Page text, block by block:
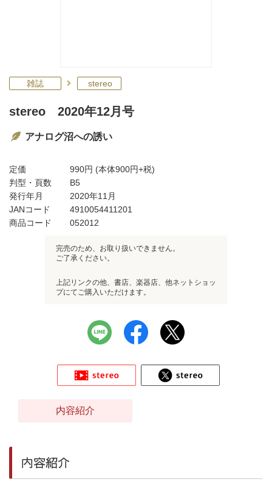
雑誌 stereo
stereo 2020年12月号
アナログ沼への誘い
定価 990円 (本体900円+税)
判型・頁数
B5
発行年月
2020年11月
JANコード
4910054411201
商品コード
052012
完売のため、お取り扱いできません。
ご了承ください。
上記リンクの他、書店、楽器店、他ネットショッ
プにてご購入いただけます。
内容紹介
内容紹介